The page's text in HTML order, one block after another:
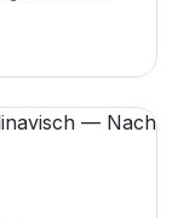
Das
Gegensatz
Originalfoto